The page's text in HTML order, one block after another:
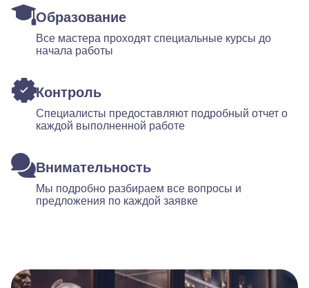
Образование
Все мастера проходят специальные курсы до
начала работы
Контроль
Специалисты предоставляют подробный отчет о
каждой выполненной работе
Внимательность
Мы подробно разбираем все вопросы и
предложения по каждой заявке